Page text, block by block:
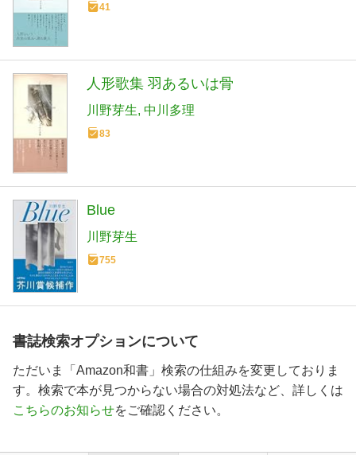
41
人形歌集 羽あるいは骨
川野芽生 中川多理
83
Blue
川野芽生
755
書誌検索オプションについて
ただいま「Amazon和書」検索の仕組みを変更しておりま
す。検索で本が見つからない場合の対処法など、詳しくは
こちらのお知らせをご確認ください。